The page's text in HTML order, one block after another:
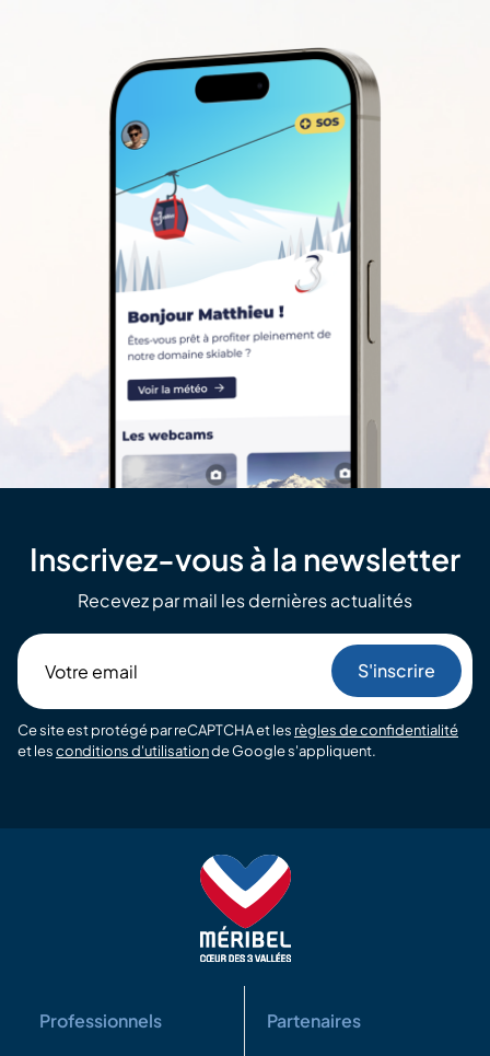
Inscrivez-vous à la newsletter
Recevez par mail les dernières actualités
email
Ce site est protégé par reCAPTCHA et les règles de confidentialité
et lesconditions d'utilisationde Google s'appliquent.
Professionnels Partenaires